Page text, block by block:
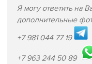
Я могу ответить на
дополнительные
+7 981 044 77 19
+7 963 244 50 89